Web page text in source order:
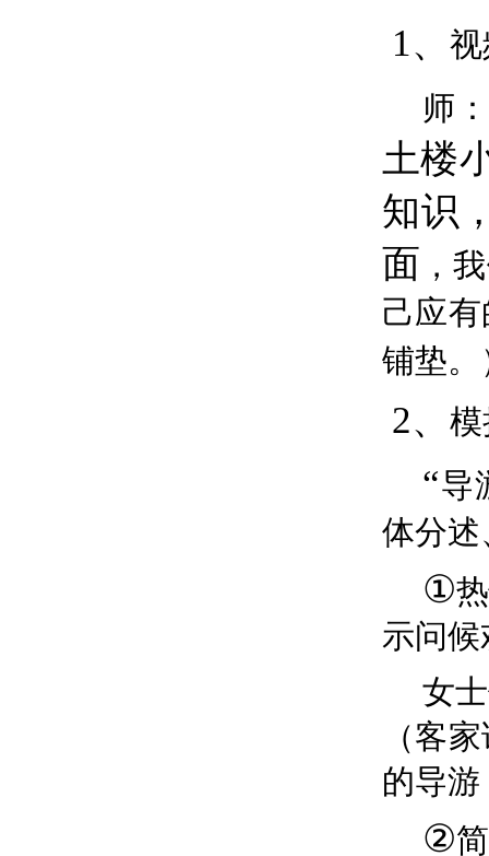
1、
师
土楼
知识
面 ，
己应
铺垫。
2、
“导
体分述
①
示问
女
（客
的导
②